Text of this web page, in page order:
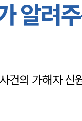
채용정보
알려
건의 가해자 신